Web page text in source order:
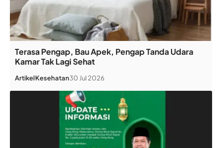
Terasa Pengap, Bau Apek, Pengap Tanda Udara
Kamar Tak Lagi Sehat
ArtikelKesehatan30 Jul 2026